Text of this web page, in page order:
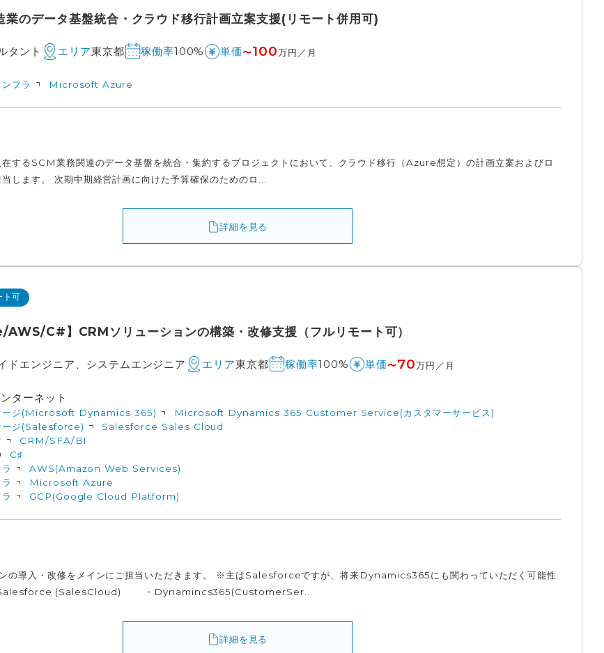
業のデータ基盤統合・クラウド移行計画立案支援(リモート併用可)
タント エリア東京都 稼働率100% 単価〜100万円／月
ンフラ Microsoft Azure
するSCM業務関連のデータ基盤を統合・集約するプロジェクトにおいて、クラウド移行（Azure想定）の計画立案およびロ
します。 次期中期経営計画に向けた予算確保のためのロ...
詳細を見る
ト可
C#】CRMソリューションの構築・改修支援（フルリモート可）
ドエンジニア、システムエンジニア エリア東京都 稼働率100% 単価〜70万円／月
ターネット
ージ(Microsoft Dynamics 365)
Microsoft Dynamics 365 Customer Service(カスタマーサービス)
ージ(Salesforce)
Salesforce Sales Cloud
CRM/SFA/BI
C♯
AWS(Amazon Web Services)
Microsoft Azure
GCP(Google Cloud Platform)
の導入・改修をメインにご担当いただきます。 ※主はSalesforceですが、将来Dynamics365にも関わっていただく可能性
Salesforce (SalesCloud) ・Dynamincs365(CustomerSer...
詳細を見る